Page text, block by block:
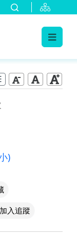
)
加入追蹤